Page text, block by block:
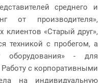
среднего и
от производителя»,
«Старый друг»,
техникой с пробегом, а
оборудования» - для
Работу с корпоративными
на индивидуальную